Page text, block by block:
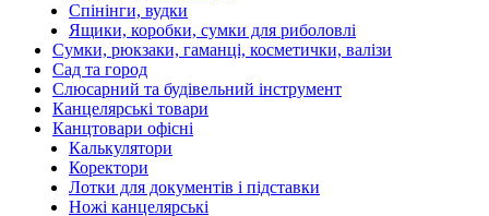
Спінінги, вудки
Ящики, коробки, сумки для риболовлі
Сумки, рюкзаки, гаманці, косметички, валізи
Сад та город
Слюсарний та будівельний інструмент
Канцелярські товари
Канцтовари офісні
Калькулятори
Коректори
Лотки для документів і підставки
Ножі канцелярські